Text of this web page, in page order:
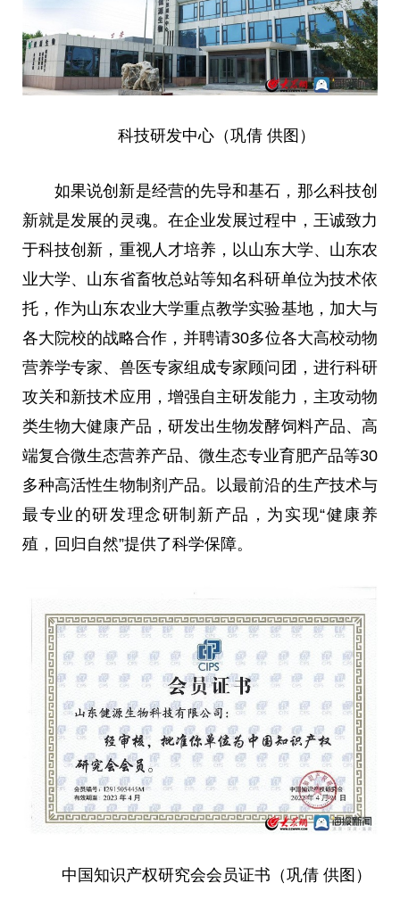
科技研发中心（巩倩 供图）
如果说创新是经营的先导和基石，那么科技创
新就是发展的灵魂。在企业发展过程中，王诚致力
于科技创新，重视人才培养，以山东大学、山东农
业大学、山东省畜牧总站等知名科研单位为技术依
托，作为山东农业大学重点教学实验基地，加大与
各大院校的战略合作，并聘请30多位各大高校动物
营养学专家、兽医专家组成专家顾问团，进行科研
攻关和新技术应用，增强自主研发能力，主攻动物
类生物大健康产品，研发出生物发酵饲料产品、高
端复合微生态营养产品、 微生态专业育肥产品等30
多种高活性生物制剂产品。以最前沿的生产技术与
最专业的研发理念研制新产品，为实现“健康养
殖，回归自然”提供了科学保障。
中国知识产权研究会会员证书（巩倩 供图）